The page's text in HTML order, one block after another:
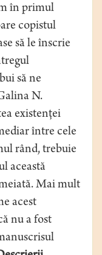
în primul
copistul
să le înscrie
să ne
N.
existenţei
între cele
rând, trebuie
această
Mai mult
acest
nu a fost